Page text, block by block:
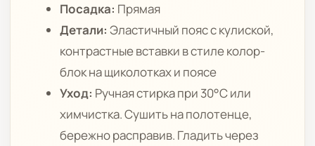
Посадка: Прямая
Детали: Эластичный пояс с кулиской,
контрастные вставки в стиле колор-
блок на щиколотках и поясе
Уход: Ручная стирка при 30°C или
химчистка. Сушить на полотенце,
бережно расправив. Гладить через